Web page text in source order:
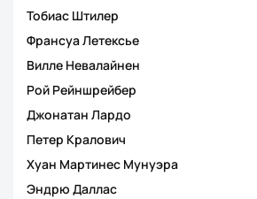
Тобиас Штилер
Франсуа Летексье
Вилле Невалайнен
Рой Рейншрейбер
Джонатан Лардо
Петер Кралович
Хуан Мартинес Мунуэра
Эндрю Даллас